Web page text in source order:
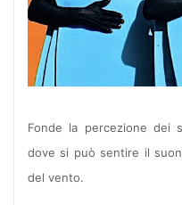
Fonde la percezione dei
dove si può sentire il
del vento.